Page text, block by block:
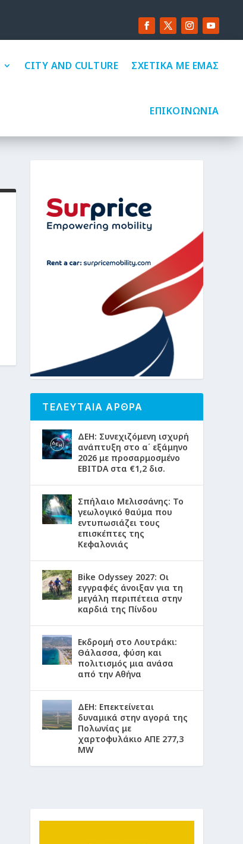
CITY AND CULTURE ΣΧΕΤΙΚΑ ΜΕ ΕΜΑΣ
ΕΠΙΚΟΙΝΩΝΙΑ
ΤΕΛΕΥΤΑΙΑ ΑΡΘΡΑ
ΔΕΗ: Συνεχιζόμενη ισχυρή
ανάπτυξη στο α΄ εξάμηνο
2026 με προσαρμοσμένο
EBITDA στα €1,2 δισ.
Σπήλαιο Μελισσάνης: Το
γεωλογικό θαύμα που
εντυπωσιάζει τους
επισκέπτες της
Κεφαλονιάς
Bike Odyssey 2027: Οι
εγγραφές άνοιξαν για τη
μεγάλη περιπέτεια στην
καρδιά της Πίνδου
Εκδρομή στο Λουτράκι:
Θάλασσα, φύση και
πολιτισμός μια ανάσα
από την Αθήνα
ΔΕΗ: Επεκτείνεται
δυναμικά στην αγορά της
Πολωνίας με
χαρτοφυλάκιο ΑΠΕ 277,3
MW